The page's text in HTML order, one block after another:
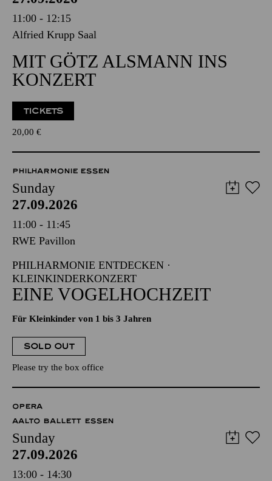
11:00 - 12:15
Alfried Krupp Saal
MIT GÖTZ ALSMANN INS
KONZERT
TICKETS
20,00 €
PHILHARMONIE ESSEN
Sunday
27.09.2026
11:00 - 11:45
RWE Pavillon
PHILHARMONIE ENTDECKEN ·
KLEINKINDERKONZERT
EINE VOGELHOCHZEIT
Für Kleinkinder von 1 bis 3 Jahren
SOLD OUT
Please try the box office
OPERA
AALTO BALLETT ESSEN
Sunday
27.09.2026
13:00 - 14:30